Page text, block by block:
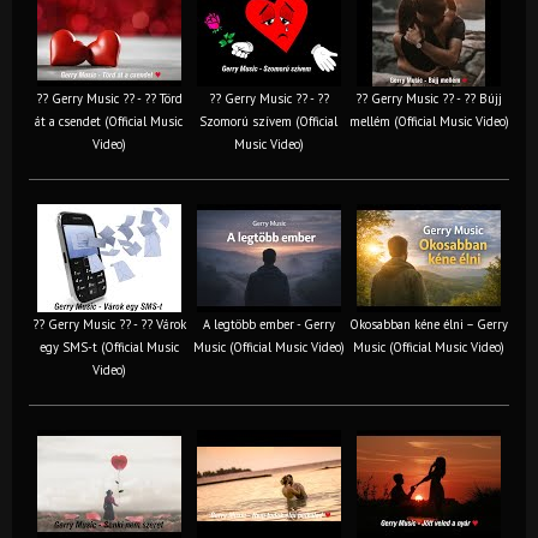
?? Gerry Music ?? - ?? Törd
át a csendet (Official Music
Video)
?? Gerry Music ?? - ??
Szomorú szívem (Official
Music Video)
?? Gerry Music ?? - ?? Bújj
mellém (Official Music Video)
?? Gerry Music ?? - ?? Várok
egy SMS-t (Official Music
Video)
A legtöbb ember - Gerry
Music (Official Music Video)
Okosabban kéne élni – Gerry
Music (Official Music Video)